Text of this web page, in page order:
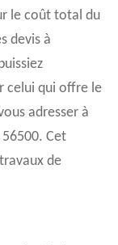
le coût total du
devis à
celui qui offre le
adresser à
Cet
de